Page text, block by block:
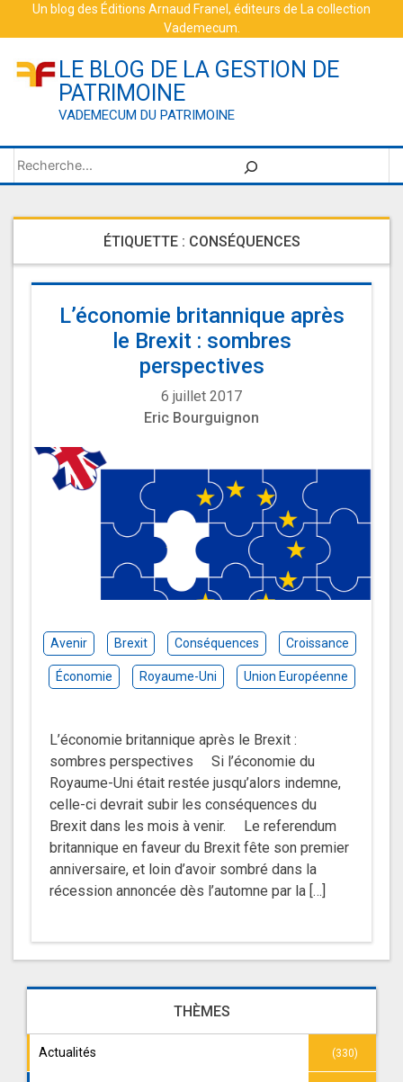
Un blog des Éditions Arnaud Franel , éditeurs de La collection
Vademecum
LE BLOG DE LA GESTION DE
PATRIMOINE
VADEMECUM DU PATRIMOINE
Rechercher
ÉTIQUETTE : CONSÉQUENCES
L’économie britannique après
le Brexit : sombres
perspectives
6 juillet 2017
Eric Bourguignon
Avenir Brexit Conséquences Croissance
Économie Royaume-Uni Union Européenne
L’économie britannique après le Brexit :
sombres perspectives Si l’économie du
Royaume-Uni était restée jusqu’alors indemne,
celle-ci devrait subir les conséquences du
Brexit dans les mois à venir. Le referendum
britannique en faveur du Brexit fête son premier
anniversaire, et loin d’avoir sombré dans la
récession annoncée dès l’automne par la […]
THÈMES
Actualités (330)